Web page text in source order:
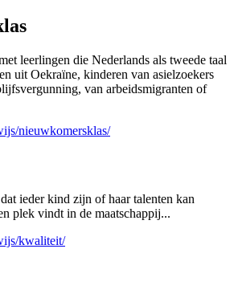
leerlingen die Nederlands als tweede taal
uit Oekraïne, kinderen van asielzoekers
van arbeidsmigranten of
nieuwkomersklas/
ieder kind zijn of haar talenten kan
plek vindt in de maatschappij...
kwaliteit/